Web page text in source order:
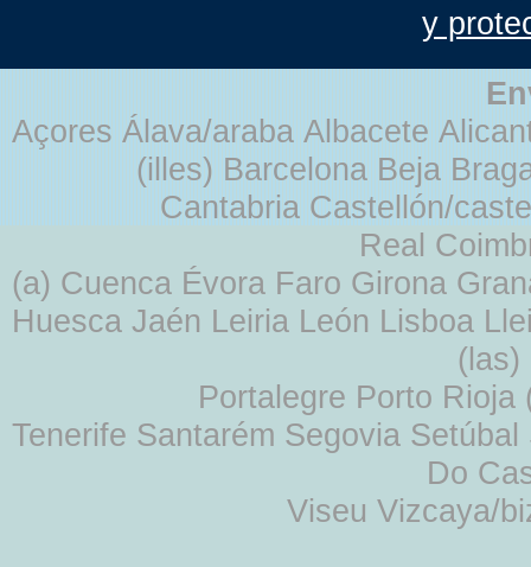
y
Açores Álava/araba Albacete
(illes) Barcelona Beja
Cantabria Castellón/
Real
(a) Cuenca Évora Faro Girona
Huesca Jaén Leiria León Lisboa
Portalegre Porto
Tenerife Santarém Segovia
Do
Viseu Vizcaya/